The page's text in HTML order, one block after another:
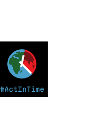
#ActInTimeCOAL